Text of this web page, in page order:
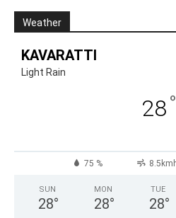
Weather
KAVARATTI
Light Rain
28°
75 %
SUN
28°
MON
28°
TUE
28°